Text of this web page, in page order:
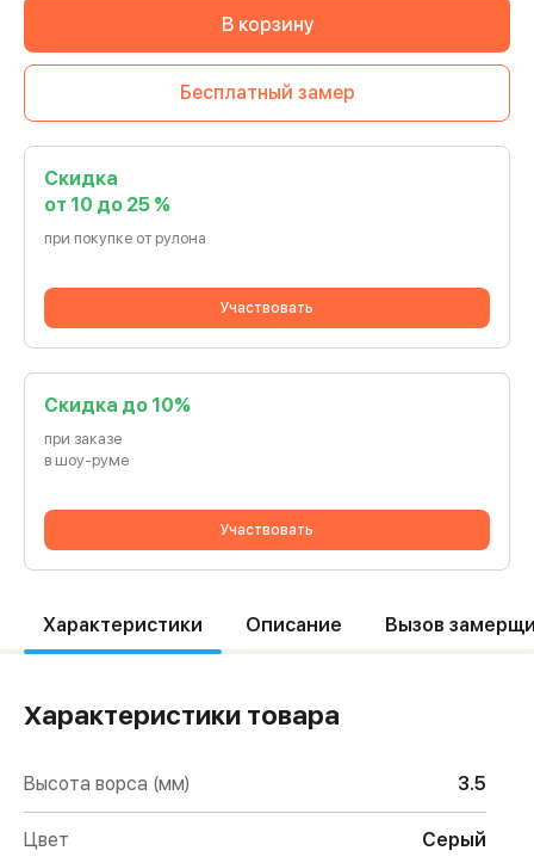
В корзину
Бесплатный замер
Скидка
от 10 до 25 %
при покупке от рулона
Участвовать
Cкидка до 10%
при заказе
в шоу-руме
Участвовать
Характеристики Описание Вызов
Характеристики товара
Высота ворса (мм) 3.5
Цвет Серый